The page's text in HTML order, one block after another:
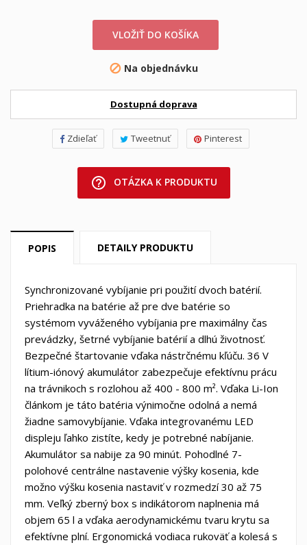
VLOŽIŤ DO KOŠÍKA
 Na objednávku
Dostupná doprava
Zdieľať Tweetnuť Pinterest
help_outline OTÁZKA K PRODUKTU
POPIS DETAILY PRODUKTU
Synchronizované vybíjanie pri použití dvoch batérií.
Priehradka na batérie až pre dve batérie so
systémom vyváženého vybíjania pre maximálny čas
prevádzky, šetrné vybíjanie batérií a dlhú životnosť.
Bezpečné štartovanie vďaka nástrčnému kľúču. 36 V
lítium-iónový akumulátor zabezpečuje efektívnu prácu
na trávnikoch s rozlohou až 400 - 800 m². Vďaka Li-Ion
článkom je táto batéria výnimočne odolná a nemá
žiadne samovybíjanie. Vďaka integrovanému LED
displeju ľahko zistíte, kedy je potrebné nabíjanie.
Akumulátor sa nabije za 90 minút. Pohodlné 7-
polohové centrálne nastavenie výšky kosenia, kde
možno výšku kosenia nastaviť v rozmedzí 30 až 75
mm. Veľký zberný box s indikátorom naplnenia má
objem 65 l a vďaka aerodynamickému tvaru krytu sa
efektívne plní. Ergonomická vodiaca rukoväť a kolesá s